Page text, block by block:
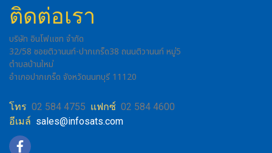
ติดต่อเรา
บริษัท อินโฟแซท จำกัด
32/58 ซอยติวานนท์-ปากเกร็ด38 ถนนติวานนท์ หมู่5
ตำบลบ้านใหม่
อำเภอปากเกร็ด จังหวัดนนทบุรี 11120
โทร 02 584 4755 แฟกซ์ 02 584 4600
อีเมล์ sales@infosats.com